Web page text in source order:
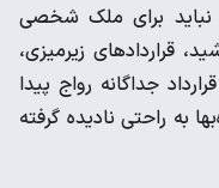
برای ملک شخصی
قراردادهای زیرمیزی،
جداگانه رواج پیدا
به راحتی نادیده گرفته